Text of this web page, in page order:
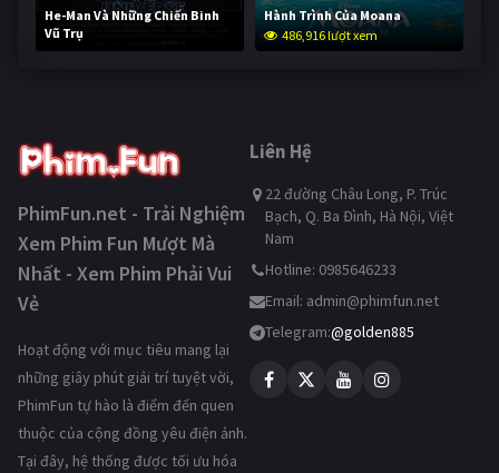
He-Man Và Những Chiến Binh
Vũ Trụ
235,326 lượt xem
Hành Trình Của Moana
486,916 lượt xem
PhimFun.net - Trải Nghiệm
Xem Phim Fun Mượt Mà
Nhất - Xem Phim Phải Vui
Vẻ
Hoạt động với mục tiêu mang lại
những giây phút giải trí tuyệt vời,
PhimFun tự hào là điểm đến quen
thuộc của cộng đồng yêu điện ảnh.
Tại đây, hệ thống được tối ưu hóa
Liên Hệ
22 đường Châu Long, P. Trúc
Bạch, Q. Ba Đình, Hà Nội, Việt
Nam
Hotline: 0985646233
Email: admin@phimfun.net
Telegram:@golden885